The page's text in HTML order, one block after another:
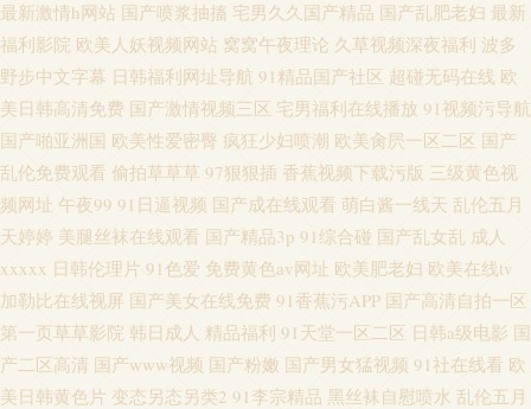
最新激情h网站 国产喷浆抽搐 宅男久久国产精品 国产乱肥老妇 最新
福利影院 欧美人妖视频网站 窝窝午夜理论 久草视频深夜福利 波多
野步中文字幕 日韩福利网址导航 91精品国产社区 超碰无码在线 欧
美日韩高清免费 国产激情视频三区 宅男福利在线播放 91视频污导航
国产啪亚洲国 欧美性爱密臀 疯狂少妇喷潮 欧美肏屄一区二区 国产
乱伦免费观看 偷拍草草草 97狠狠插 香蕉视频下载污版 三级黄色视
频网址 午夜99 91日逼视频 国产成在线观看 萌白酱一线天 乱伦五月
天婷婷 美腿丝袜在线观看 国产精品3p 91综合碰 国产乱女乱 成人
xxxxx 日韩伦理片 91色爱 免费黄色av网址 欧美肥老妇 欧美在线tv
加勒比在线视屏 国产美女在线免费 91香蕉污APP 国产高清自拍一区
第一页草草影院 韩日成人 精品福利 91天堂一区二区 日韩a级电影 国
产二区高清 国产www视频 国产粉嫩 国产男女猛视频 91社在线看 欧
美日韩黄色片 变态另态另类2 91李宗精品 黑丝袜自慰喷水 乱伦五月